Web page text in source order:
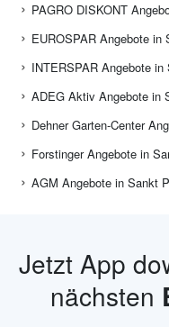
PAGRO DISKONT
EUROSPAR Angebote in
INTERSPAR Angebote
ADEG Aktiv Angebote in
Dehner Garten-Center
Forstinger Angebote in
AGM Angebote in Sankt
Jetzt App
nächsten